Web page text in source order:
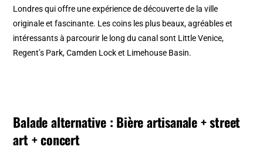
Londres qui offre une expérience de découverte de la ville
originale et fascinante. Les coins les plus beaux, agréables et
intéressants à parcourir le long du canal sont Little Venice,
Regent’s Park, Camden Lock et Limehouse Basin.
Balade alternative : Bière artisanale + street
art + concert